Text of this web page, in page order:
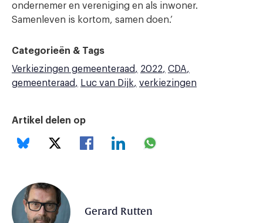
ondernemer en vereniging en als inwoner.
Samenleven is kortom, samen doen.’
Categorieën & Tags
Verkiezingen gemeenteraad
2022
CDA
gemeenteraad
Luc van Dijk verkiezingen
Artikel delen op
Gerard Rutten